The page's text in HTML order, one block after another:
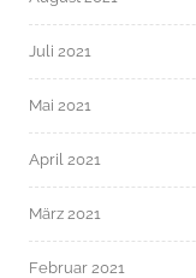
Juli 2021
Mai 2021
April 2021
März 2021
Februar 2021